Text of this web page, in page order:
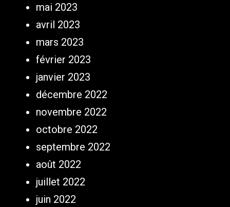
mai 2023
avril 2023
mars 2023
février 2023
janvier 2023
décembre 2022
novembre 2022
octobre 2022
septembre 2022
août 2022
juillet 2022
juin 2022